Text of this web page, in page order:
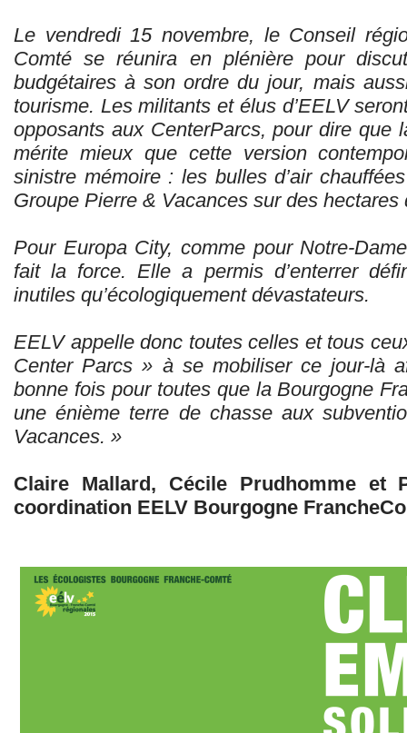
Le vendredi 15 novembre, le Conseil
Comté se réunira en plénière pour
budgétaires à son ordre du jour, mais
tourisme. Les militants et élus d’EELV
opposants aux CenterParcs, pour dire que
mérite mieux que cette version
sinistre mémoire : les bulles d’air
Groupe Pierre & Vacances sur des
Pour Europa City, comme pour Notre-
fait la force. Elle a permis d’enterrer
inutiles qu’écologiquement dévastateurs.
EELV appelle donc toutes celles et tous
Center Parcs » à se mobiliser ce jour-là
bonne fois pour toutes que la Bourgogne
une énième terre de chasse aux
Vacances. »
Claire Mallard, Cécile Prudhomme et
coordination EELV Bourgogne